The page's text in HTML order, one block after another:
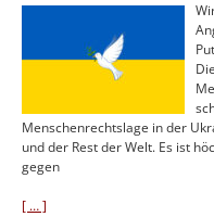
Menschenrechtslage in der
und der Rest der Welt. Es ist
gegen
[ … ]